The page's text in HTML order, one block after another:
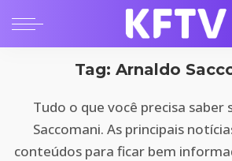
Tag: Arnaldo
Tudo o que você precisa saber
Saccomani. As principais
conteúdos para ficar bem